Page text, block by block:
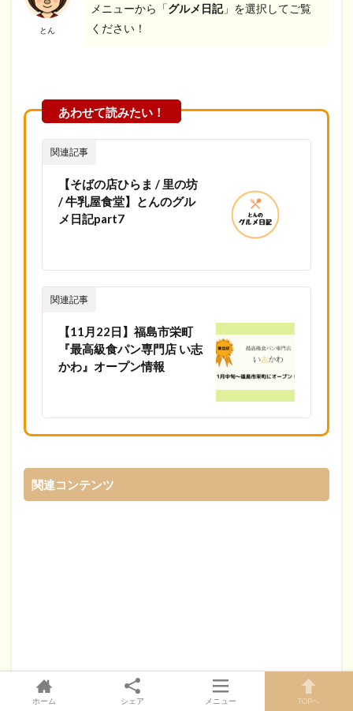
とん
メニューから「グルメ日記」を選択してご覧
ください！
関連記事
【そばの店ひらま / 里の坊
/ 牛乳屋食堂】とんのグル
メ日記part7
関連記事
【11月22日】福島市栄町
『最高級食パン専門店 い志
かわ』オープン情報
関連コンテンツ
ホーム シェア メニュー TOPへ